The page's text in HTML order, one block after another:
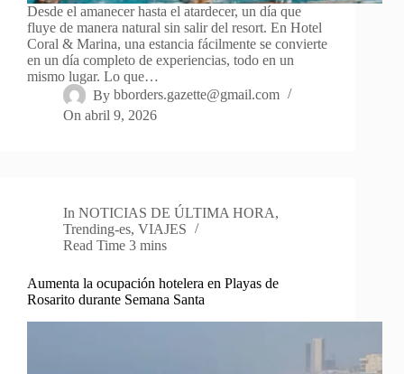
Desde el amanecer hasta el atardecer, un día que
fluye de manera natural sin salir del resort. En Hotel
Coral & Marina, una estancia fácilmente se convierte
en un día completo de experiencias, todo en un
mismo lugar. Lo que…
By bborders.gazette@gmail.com
On abril 9, 2026
In NOTICIAS DE ÚLTIMA HORA,
Trending-es, VIAJES
Read Time 3 mins
Aumenta la ocupación hotelera en Playas de
Rosarito durante Semana Santa